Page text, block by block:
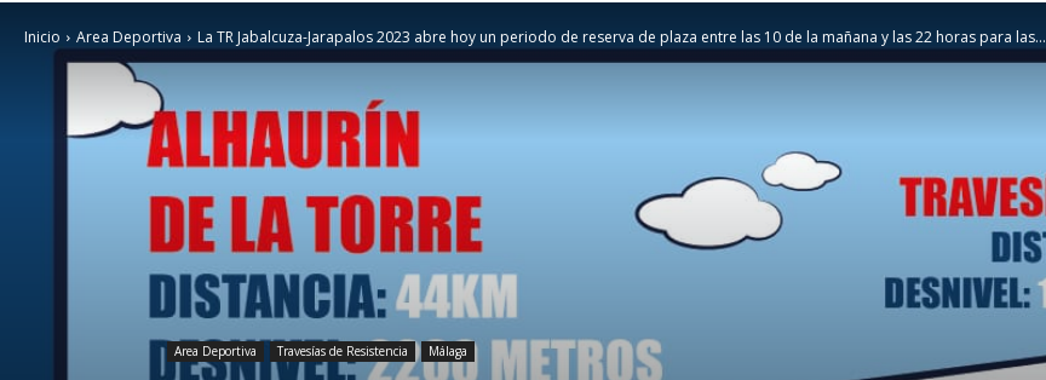
Inicio Area Deportiva La TR Jabalcuza-Jarapalos 2023 abre hoy un periodo de reserva de plaza entre las 10 de la mañana y las 22 horas para las...
Area Deportiva Travesías de Resistencia Málaga